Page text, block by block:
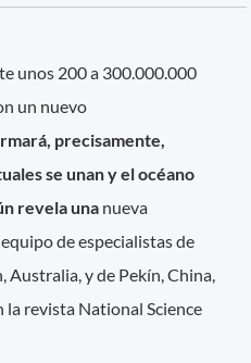
unos 200 a 300.000.000
un nuevo
precisamente,
se unan y el océano
revela una nueva
de especialistas de
y de Pekín, China,
revista National Science